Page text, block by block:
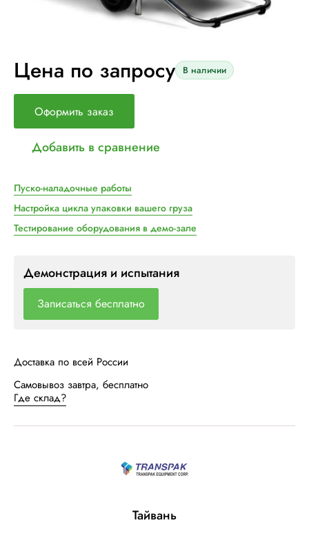
Тайвань
Цена по запросу В наличии
Оформить заказ
Добавить в сравнение
Пуско-наладочные работы
Настройка цикла упаковки вашего груза
Тестирование оборудования в демо-зале
Демонстрация и испытания
Записаться бесплатно
Доставка по всей России
Самовывоз завтра, бесплатно
Где склад?